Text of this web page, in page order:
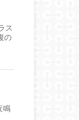
ス
の
鳴